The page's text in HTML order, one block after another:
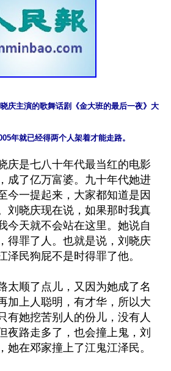
庆主演的歌舞话剧《金大班的最后一夜》大
年就已经得两个人架着才能走路。
庆是七八十年代最当红的电影
成了亿万富婆。九十年代她进
今一提起来，大家都知道是因
刘晓庆现在说，如果那时我真
今天就不会站在这里。她说自
得罪了人。也就是说，刘晓庆
泽民狗屁不是时得罪了他。
太顺了点儿，又因为她成了名
加上人聪明，有才华，所以大
有她挖苦别人的份儿，没有人
夜路走多了，也会撞上鬼，刘
她在邓家撞上了江鬼江泽民。